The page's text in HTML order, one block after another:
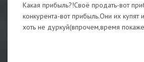
Какая прибыль?!Своё продать-вот
конкурента-вот прибыль.Они их купят
хоть не дуркуй(впрочем,время